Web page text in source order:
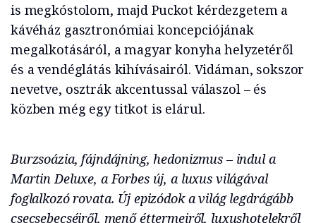
is megkóstolom, majd Puckot kérdezgetem a
kávéház gasztronómiai koncepciójának
megalkotásáról, a magyar konyha helyzetéről
és a vendéglátás kihívásairól. Vidáman, sokszor
nevetve, osztrák akcentussal válaszol – és
közben még egy titkot is elárul.
Burzsoázia, fájndájning, hedonizmus – indul a
Martin Deluxe, a Forbes új, a luxus világával
foglalkozó rovata. Új epizódok a világ legdrágább
csecsebecséiről, menő éttermeiről, luxushotelekről